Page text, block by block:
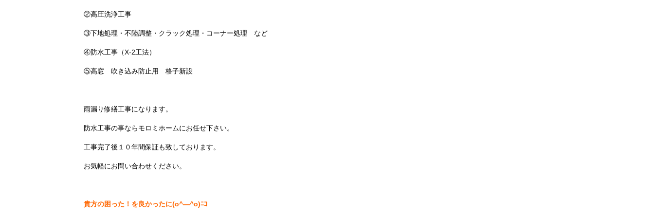
②高圧洗浄工事
③下地処理・不陸調整・クラック処理・コーナー処理 など
④防水工事（X-2工法）
⑤高窓 吹き込み防止用 格子新設
雨漏り修繕工事になります。
防水工事の事ならモロミホームにお任せ下さい。
工事完了後１０年間保証も致しております。
お気軽にお問い合わせください。
貴方の困った！を良かったに(o^―^o)ﾆｺ